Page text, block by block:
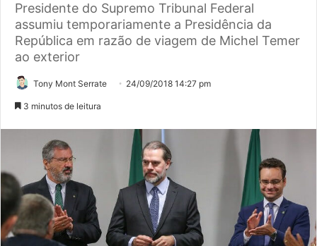
Presidente do Supremo Tribunal Federal
assumiu temporariamente a Presidência da
República em razão de viagem de Michel Temer
ao exterior
Tony Mont Serrate 24/09/2018 14:27 pm
3 minutos de leitura